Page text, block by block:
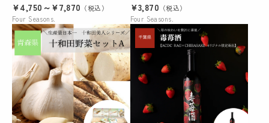
¥4,750～¥7,870 （税込）
Four Seasons.
¥3,870 （税込）
Four Seasons.